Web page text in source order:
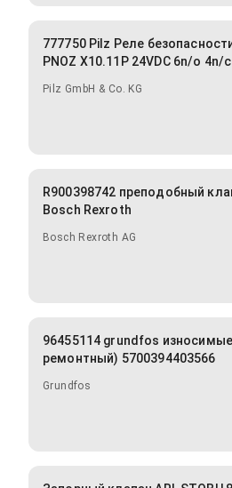
777750 Pilz Реле
PNOZ X10.11P 24VDC 6n/o 4n/c
Pilz GmbH & Co. KG
R900398742 преподобный
Bosch Rexroth
Bosch Rexroth AG
96455114 grundfos
ремонтный) 5700394403566
Grundfos